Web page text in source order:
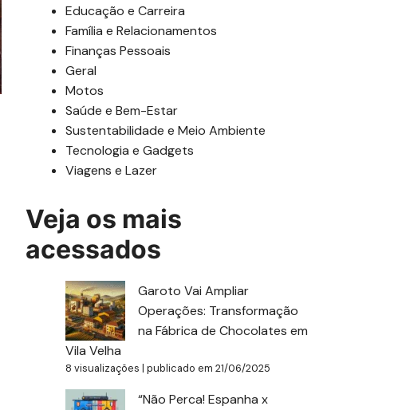
Educação e Carreira
Família e Relacionamentos
Finanças Pessoais
Geral
Motos
Saúde e Bem-Estar
Sustentabilidade e Meio Ambiente
Tecnologia e Gadgets
Viagens e Lazer
Veja os mais
acessados
Garoto Vai Ampliar
Operações: Transformação
na Fábrica de Chocolates em
Vila Velha
8 visualizações | publicado em 21/06/2025
“Não Perca! Espanha x